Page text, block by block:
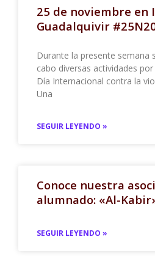
25 de noviembre en
Guadalquivir
Durante la presente semana
cabo diversas actividades
Día Internacional contra la
Una
SEGUIR LEYENDO »
Conoce nuestra
alumnado: «Al-
SEGUIR LEYENDO »